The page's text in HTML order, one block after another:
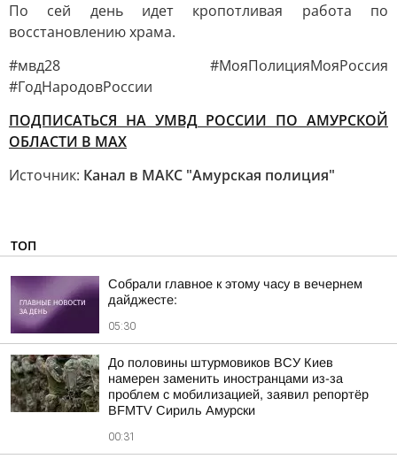
По сей день идет кропотливая работа по
восстановлению храма.
#мвд28 #МояПолицияМояРоссия
#ГодНародовРоссии
ПОДПИСАТЬСЯ НА УМВД РОССИИ ПО АМУРСКОЙ
ОБЛАСТИ В МАХ
Источник: Канал в МАКС "Амурская полиция"
ТОП
Собрали главное к этому часу в вечернем
дайджесте:
05:30
До половины штурмовиков ВСУ Киев
намерен заменить иностранцами из-за
проблем с мобилизацией, заявил репортёр
BFMTV Сириль Амурски
00:31